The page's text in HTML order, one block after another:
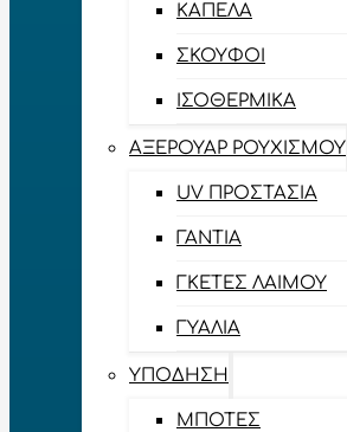
ΚΑΠΈΛΑ
ΣΚΟΎΦΟΙ
ΙΣΟΘΕΡΜΙΚΆ
ΑΞΕΡΟΥΆΡ ΡΟΥΧΙΣΜΟΎ
UV ΠΡΟΣΤΑΣΊΑ
ΓΆΝΤΙΑ
ΓΚΈΤΕΣ ΛΑΊΜΟΥ
ΓΥΑΛΙΆ
ΥΠΌΔΗΣΗ
ΜΠΌΤΕΣ